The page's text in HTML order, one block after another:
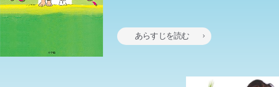
あらすじを読む
田中花実は小学6年生。ビンボーな母子家庭だけれど、底抜けに明るく
くましいお母さんと、毎日大笑い、大食らいで生きている。この母娘
心とした日常の事件を時に可笑しく、時にはホロッと泣かせる筆致で
田中花実は小学6年生。ビンボーな母子家庭だけれど、底抜けに明るく
くましいお母さんと、毎日大笑い、大食らいで生きている。この母娘
心とした日常の事件を時に可笑しく、時にはホロッと泣かせる筆致で